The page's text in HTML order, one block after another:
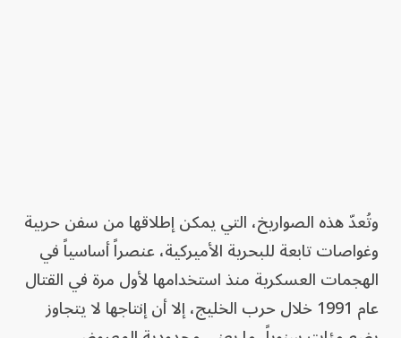
وتُعدّ هذه الصواريخ، التي يمكن إطلاقها من سفن حربية
وغواصات تابعة للبحرية الأميركية، عنصراً أساسياً في
الهجمات العسكرية منذ استخدامها لأول مرة في القتال
عام 1991 خلال حرب الخليج، إلا أن إنتاجها لا يتجاوز